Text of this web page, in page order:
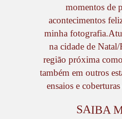
momentos de
acontecimentos
minha
na cidade de
região próxima
também em outros
ensaios e
SAIBA